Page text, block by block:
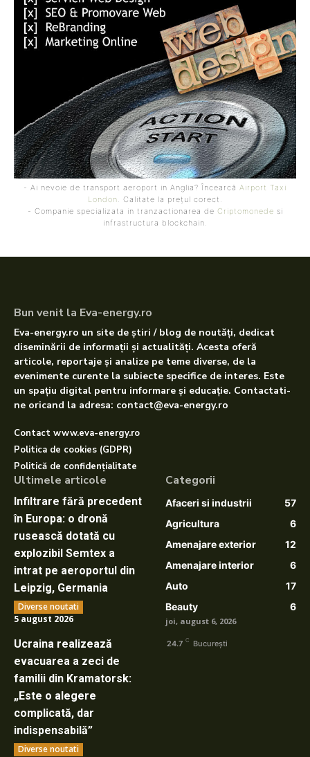
- Ai nevoie de transport aeroport in Anglia? Încearcă Airport Taxi
London . Calitate la prețul corect.
- Companie specializata in tranzactionarea de Criptomonede si
infrastructura blockchain.
Bun venit la Eva-energy.ro
Eva-energy.ro un site de știri / blog de noutăți, dedicat
diseminării de informații și actualități. Acesta oferă
articole, reportaje și analize pe teme diverse, de la
evenimente curente la subiecte specifice de interes. Este
un spațiu digital pentru informare și educație. Contactati-
ne oricand la adresa: contact@eva-energy.ro
Contact www.eva-energy.ro
Politica de cookies (GDPR)
Politică de confidențialitate
Ultimele articole
Infiltrare fără precedent
în Europa: o dronă
rusească dotată cu
explozibil Semtex a
intrat pe aeroportul din
Leipzig, Germania
Diverse noutati
5 august 2026
Ucraina realizează
evacuarea a zeci de
familii din Kramatorsk:
„Este o alegere
complicată, dar
indispensabilă”
Diverse noutati
Categorii
Afaceri si industrii
57
Agricultura
6
Amenajare exterior
12
Amenajare interior
6
Auto
17
Beauty
6
joi, august 6, 2026
24.7 C București